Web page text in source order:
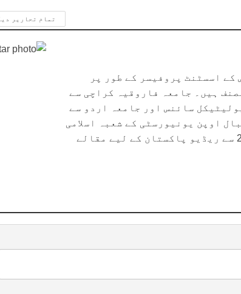
تمام تحاریر
اسسٹنٹ پروفیسر کے طور پر
ہیں۔ جامعہ فاروقیہ کراچی سے
سائنس اور جامعہ اردو سے
اوپن یونیورسٹی کے شعبہ اسلامی
فکر، تاریخ و ثقافت سے ایم فل کی ڈگری حاصل کی۔ 2010 سے ریڈیو پاکستان کے لیے مقالے